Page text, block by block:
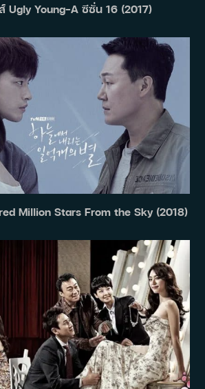
Ugly Young-A ซีซั่น 16 (2017)
Million Stars From the Sky (2018)